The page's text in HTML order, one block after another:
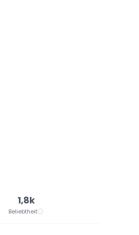
1,8k
Beliebtheit